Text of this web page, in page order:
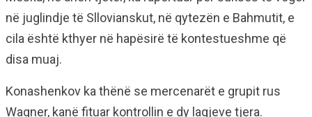
në juglindje të Sllovianskut, në qytezën e Bahmutit, e
cila është kthyer në hapësirë të kontestueshme që
disa muaj.
Konashenkov ka thënë se mercenarët e grupit rus
Wagner, kanë fituar kontrollin e dy lagjeve tjera.